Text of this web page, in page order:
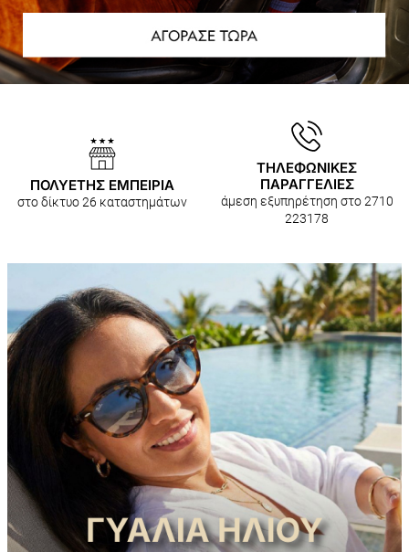
ΠΟΛΥΕΤΗΣ ΕΜΠΕΙΡΙΑ
στο δίκτυο 26 καταστημάτων
ΤΗΛΕΦΩΝΙΚΕΣ
ΠΑΡΑΓΓΕΛΙΕΣ
άμεση εξυπηρέτηση στο 2710
223178